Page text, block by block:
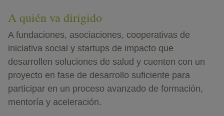
A quién va dirigido
A fundaciones, asociaciones, cooperativas de
iniciativa social y startups de impacto que
desarrollen soluciones de salud y cuenten con un
proyecto en fase de desarrollo suficiente para
participar en un proceso avanzado de formación,
mentoría y aceleración.